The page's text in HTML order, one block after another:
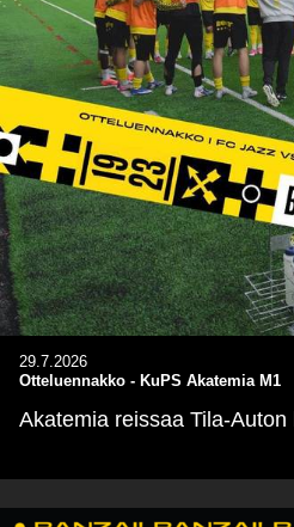
29.7.2026
Otteluennakko - KuPS Akatemia M1
Akatemia reissaa Tila-Auton